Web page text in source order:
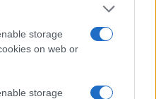
storage
on web or
storage